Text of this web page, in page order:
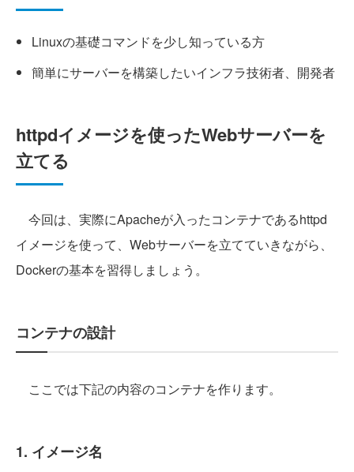
Linuxの基礎コマンドを少し知っている方
簡単にサーバーを構築したいインフラ技術者、開発者
httpdイメージを使ったWebサーバーを
立てる
今回は、実際にApacheが入ったコンテナであるhttpd
イメージを使って、Webサーバーを立てていきながら、
Dockerの基本を習得しましょう。
コンテナの設計
ここでは下記の内容のコンテナを作ります。
1. イメージ名